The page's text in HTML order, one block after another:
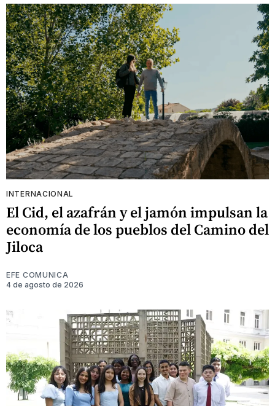
INTERNACIONAL
El Cid, el azafrán y el jamón impulsan la
economía de los pueblos del Camino del
Jiloca
EFE COMUNICA
4 de agosto de 2026